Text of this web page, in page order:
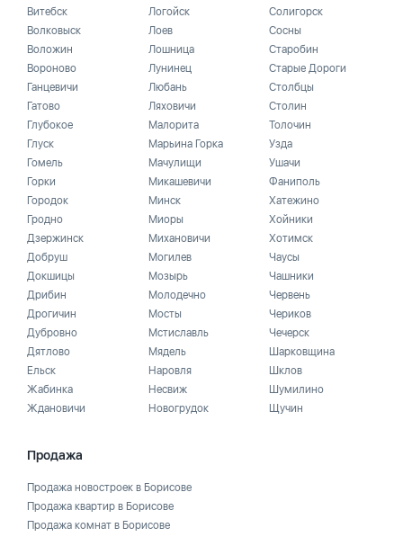
Витебск
Волковыск
Воложин
Вороново
Ганцевичи
Гатово
Глубокое
Глуск
Гомель
Горки
Городок
Гродно
Дзержинск
Добруш
Докшицы
Дрибин
Дрогичин
Дубровно
Дятлово
Ельск
Жабинка
Ждановичи
Логойск
Лоев
Лошница
Лунинец
Любань
Ляховичи
Малорита
Марьина Горка
Мачулищи
Микашевичи
Минск
Миоры
Михановичи
Могилев
Мозырь
Молодечно
Мосты
Мстиславль
Мядель
Наровля
Несвиж
Новогрудок
Солигорск
Сосны
Старобин
Старые Дороги
Столбцы
Столин
Толочин
Узда
Ушачи
Фаниполь
Хатежино
Хойники
Хотимск
Чаусы
Чашники
Червень
Чериков
Чечерск
Шарковщина
Шклов
Шумилино
Щучин
Продажа
Продажа новостроек в Борисове
Продажа квартир в Борисове
Продажа комнат в Борисове